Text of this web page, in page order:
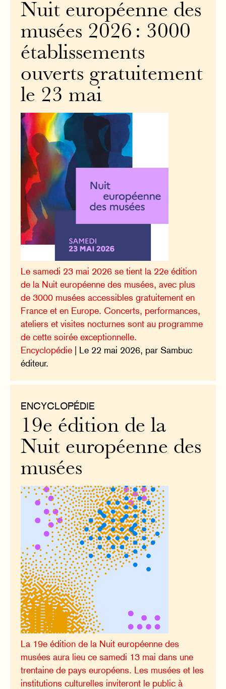
Nuit européenne des
musées 2026 : 3000
établissements
ouverts gratuitement
le 23 mai
Le samedi 23 mai 2026 se tient la 22e édition
de la Nuit européenne des musées, avec plus
de 3000 musées accessibles gratuitement en
France et en Europe. Concerts, performances,
ateliers et visites nocturnes sont au programme
de cette soirée exceptionnelle.
Encyclopédie | Le 22 mai 2026, par Sambuc
éditeur.
ENCYCLOPÉDIE
19e édition de la
Nuit européenne des
musées
La 19e édition de la Nuit européenne des
musées aura lieu ce samedi 13 mai dans une
trentaine de pays européens. Les musées et les
institutions culturelles inviteront le public à